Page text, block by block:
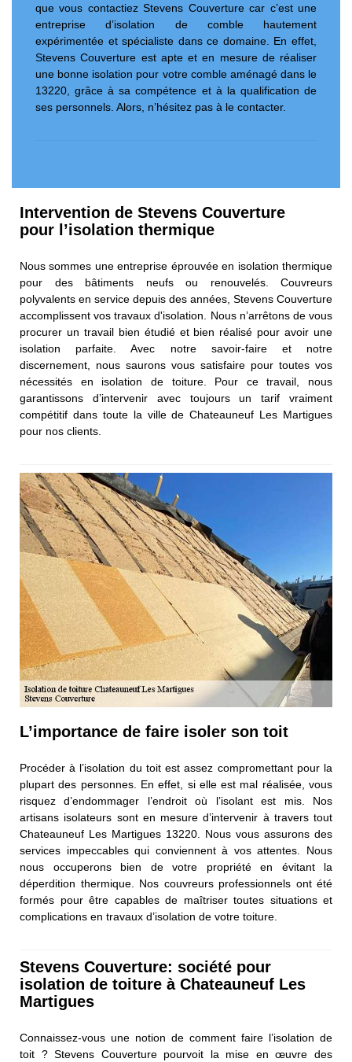
que vous contactiez Stevens Couverture car c’est une
entreprise d’isolation de comble hautement
expérimentée et spécialiste dans ce domaine. En effet,
Stevens Couverture est apte et en mesure de réaliser
une bonne isolation pour votre comble aménagé dans le
13220, grâce à sa compétence et à la qualification de
ses personnels. Alors, n’hésitez pas à le contacter.
Intervention de Stevens Couverture
pour l’isolation thermique
Nous sommes une entreprise éprouvée en isolation thermique
pour des bâtiments neufs ou renouvelés. Couvreurs
polyvalents en service depuis des années, Stevens Couverture
accomplissent vos travaux d'isolation. Nous n’arrêtons de vous
procurer un travail bien étudié et bien réalisé pour avoir une
isolation parfaite. Avec notre savoir-faire et notre
discernement, nous saurons vous satisfaire pour toutes vos
nécessités en isolation de toiture. Pour ce travail, nous
garantissons d’intervenir avec toujours un tarif vraiment
compétitif dans toute la ville de Chateauneuf Les Martigues
pour nos clients.
L’importance de faire isoler son toit
Procéder à l’isolation du toit est assez compromettant pour la
plupart des personnes. En effet, si elle est mal réalisée, vous
risquez d’endommager l’endroit où l’isolant est mis. Nos
artisans isolateurs sont en mesure d’intervenir à travers tout
Chateauneuf Les Martigues 13220. Nous vous assurons des
services impeccables qui conviennent à vos attentes. Nous
nous occuperons bien de votre propriété en évitant la
déperdition thermique. Nos couvreurs professionnels ont été
formés pour être capables de maîtriser toutes situations et
complications en travaux d’isolation de votre toiture.
Stevens Couverture: société pour
isolation de toiture à Chateauneuf Les
Martigues
Connaissez-vous une notion de comment faire l’isolation de
toit ? Stevens Couverture pourvoit la mise en œuvre des